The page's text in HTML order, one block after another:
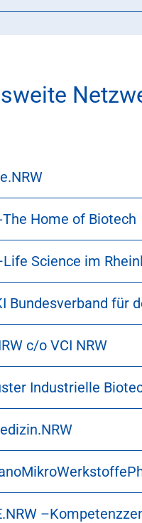
The Home of Biotech
Science im
Bundesverband für
c/o VCI NRW
Industrielle